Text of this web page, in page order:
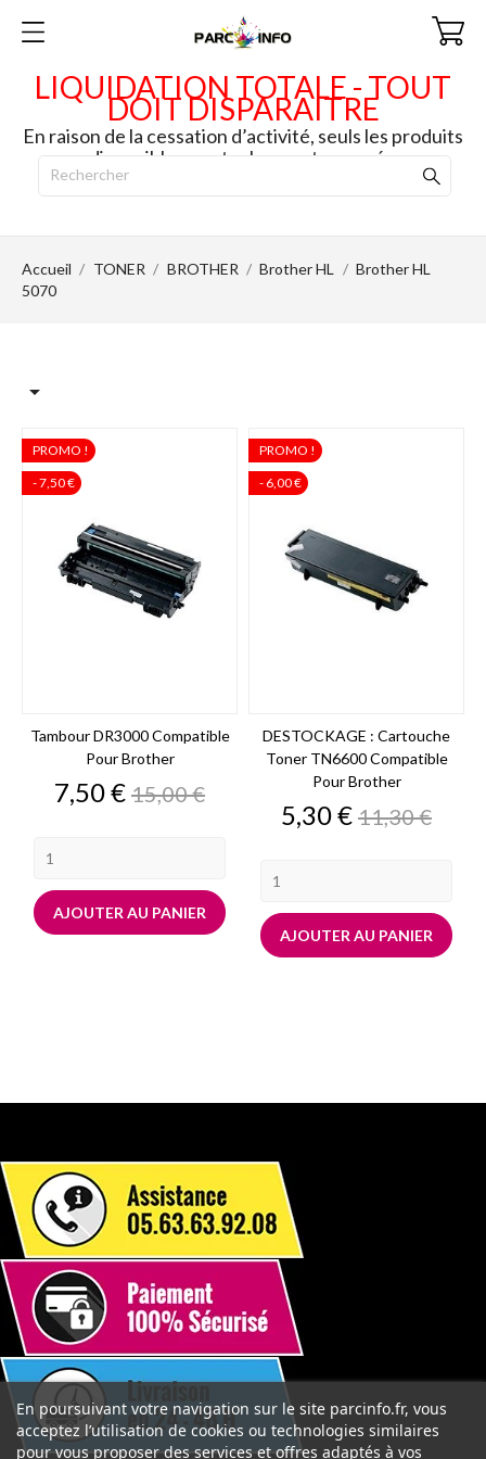
LIQUIDATION TOTALE - TOUT
DOIT DISPARAITRE
En raison de la cessation d’activité, seuls les produits
disponibles en stock seront envoyés.
Accueil TONER BROTHER Brother HL
Brother HL
5070

Tambour DR3000 Compatible
Pour Brother
Prix
7,50 €Prix
de
15,00 €
AJOUTER AU PANIER
PROMO !
- 7,50 €
DESTOCKAGE : Cartouche
Toner TN6600 Compatible
Pour Brother
Prix
5,30 €Prix
de
11,30 €
AJOUTER AU PANIER
PROMO !
- 6,00 €
En poursuivant votre navigation sur le site parcinfo.fr, vous
acceptez l’utilisation de cookies ou technologies similaires
pour vous proposer des services et offres adaptés à vos